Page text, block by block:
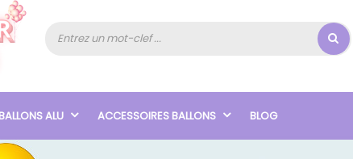
BALLONS ALU ACCESSOIRES BALLONS BLOG